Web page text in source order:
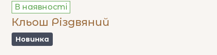
В наявності
Кльош Різдвяний
Новинка